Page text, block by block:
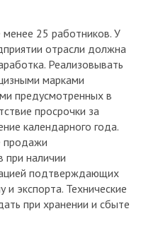
25 работников. У
отрасли должна
Реализовывать
марками
предусмотренных в
просрочки за
календарного года.
продажи
при наличии
подтверждающих
и экспорта. Технические
при хранении и сбыте